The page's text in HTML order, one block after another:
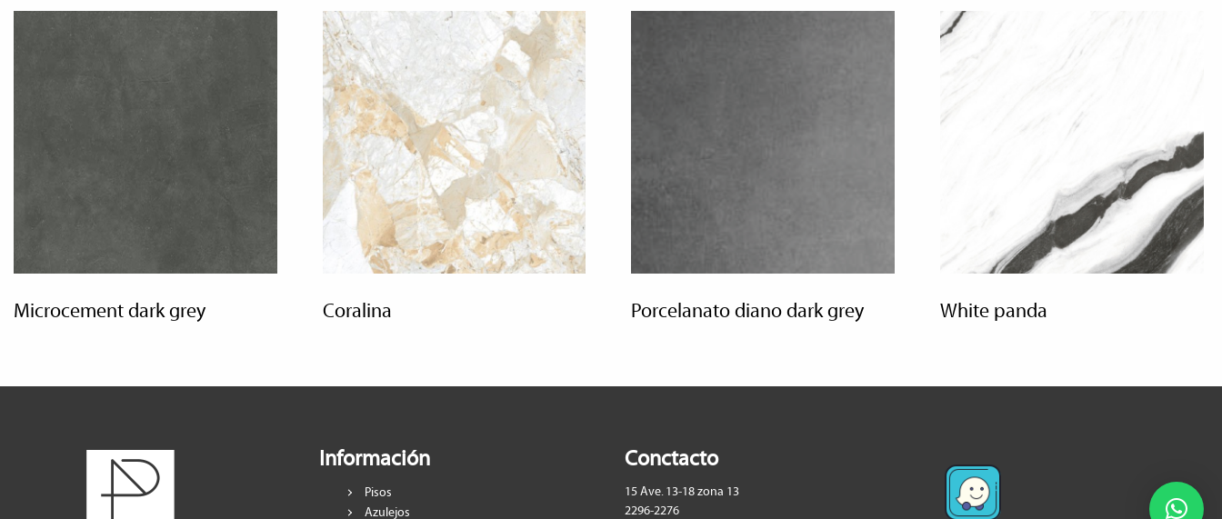
microcement dark grey coralina porcelanato diano dark grey white panda
Información
Pisos
Azulejos
Conctacto
15 Ave. 13-18 zona 13
2296-2276